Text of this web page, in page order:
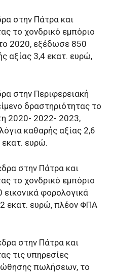
στην Πάτρα και
το χονδρικό εμπόριο
2020, εξέδωσε 850
αξίας 3,4 εκατ. ευρώ,
στην Περιφερειακή
δραστηριότητας το
2020- 2022- 2023,
καθαρής αξίας 2,6
ευρώ.
στην Πάτρα και
το χονδρικό εμπόριο
φορολογικά
εκατ. ευρώ, πλέον ΦΠΑ
στην Πάτρα και
τις υπηρεσίες
πωλήσεων, το